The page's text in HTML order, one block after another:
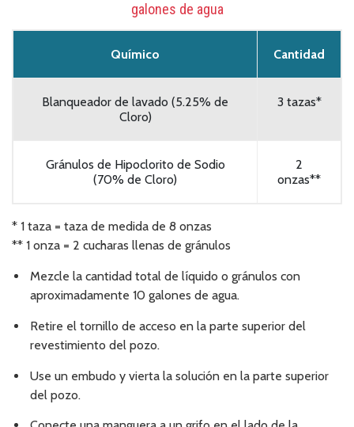
galones de agua
Químico Cantidad
Blanqueador de lavado (5.25% de
Cloro)
3 tazas*
Gránulos de Hipoclorito de Sodio
(70% de Cloro)
2
onzas**
* 1 taza = taza de medida de 8 onzas
** 1 onza = 2 cucharas llenas de gránulos
Mezcle la cantidad total de líquido o gránulos con
aproximadamente 10 galones de agua.
Retire el tornillo de acceso en la parte superior del
revestimiento del pozo.
Use un embudo y vierta la solución en la parte superior
del pozo.